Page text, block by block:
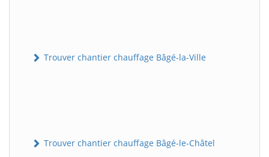
Trouver chantier chauffage Bâgé-la-Ville
Trouver chantier chauffage Bâgé-le-Châtel